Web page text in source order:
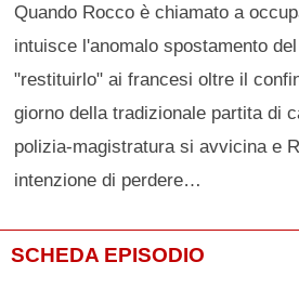
Quando Rocco è chiamato a
intuisce l'anomalo spostamento
"restituirlo" ai francesi oltre il
giorno della tradizionale partita di
polizia-magistratura si avvicina e
intenzione di perdere…
SCHEDA EPISODIO